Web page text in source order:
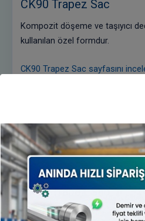
CK90 Trapez Sac
Kompozit döşeme ve taşıyıcı
kullanılan özel formdur.
CK90 Trapez Sac sayfasını
DK90 Trapez Sac
Deck form seçeneklerinden